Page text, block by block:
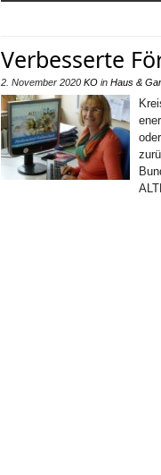
Verbesserte
2. November 2020 KO in Haus &